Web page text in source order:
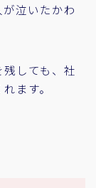
泣いたかわ
しても、社
ます。